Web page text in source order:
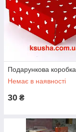
Подарункова коробка
Немає в наявності
30 ₴